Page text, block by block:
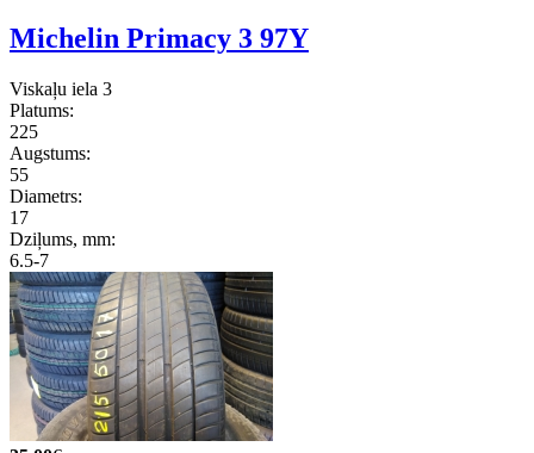
Michelin Primacy 3 97Y
Viskaļu iela 3
Platums:
225
Augstums:
55
Diametrs:
17
Dziļums, mm:
6.5-7